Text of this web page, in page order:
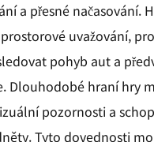
a přesné načasování.
uvažování,
pohyb aut a
Dlouhodobé hraní hry
pozornosti a
Tyto dovednosti